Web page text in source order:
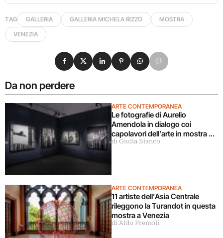
TAG GALLERIA GALLERIA MICHELA RIZZO
MOSTRA
VENEZIA
Da non perdere
ARTE CONTEMPORANEA
Le fotografie di Aurelio
Amendola in dialogo coi
capolavori dell’arte in mostra a
Milano
di Giulia Bianco
ARTE CONTEMPORANEA
11 artiste dell’Asia Centrale
rileggono la Turandot in questa
mostra a Venezia
di Aldo Premoli
Condividi su Facebook
Condividi su X
Condividi su LinkedIn
Condividi su Pinterest
Condividi su WhatsApp
Condividi su Email